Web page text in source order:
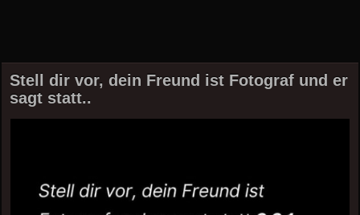
Stell dir vor, dein Freund ist Fotograf und er
sagt statt..